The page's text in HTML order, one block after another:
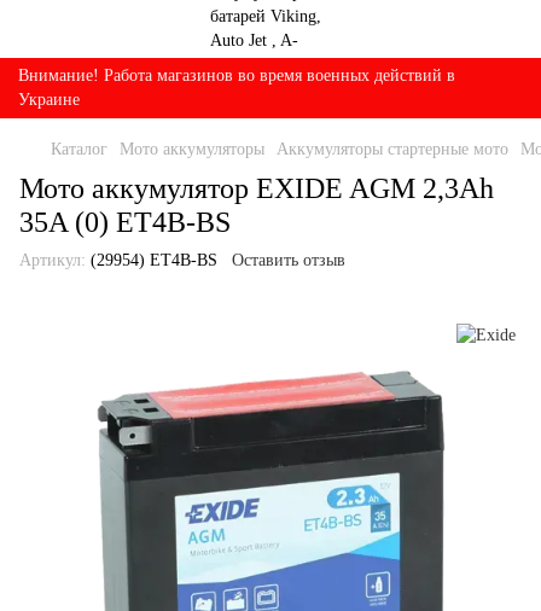
Внимание! Работа магазинов во время военных действий в
Украине
Каталог Мото аккумуляторы Аккумуляторы стартерные мото
Мото аккумулятор EXIDE AGM 2,3Ah
35A (0) ET4B-BS
Артикул: (29954) ET4B-BS Оставить отзыв